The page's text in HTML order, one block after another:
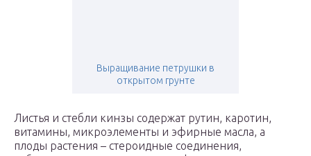
Выращивание петрушки в
открытом грунте
Листья и стебли кинзы содержат рутин, каротин,
витамины, микроэлементы и эфирные масла, а
плоды растения – стероидные соединения,